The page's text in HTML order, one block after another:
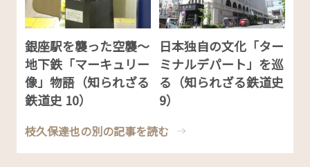
銀座駅を襲った空襲～
地下鉄「マーキュリー
像」物語（知られざる
鉄道史 10）
日本独自の文化「ター
ミナルデパート」を巡
る（知られざる鉄道史
9）
枝久保達也の別の記事を読む